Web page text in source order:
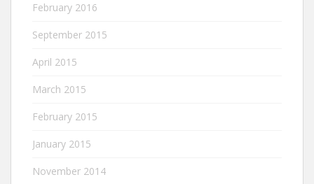
February 2016
September 2015
April 2015
March 2015
February 2015
January 2015
November 2014